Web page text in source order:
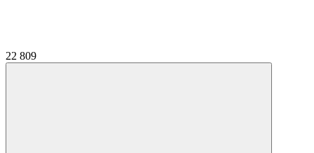
22 809